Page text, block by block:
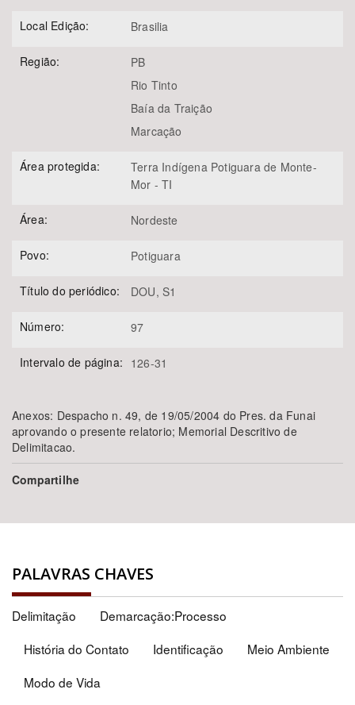
Local Edição: Brasilia
Região:
PB
Rio Tinto
Baía da Traição
Marcação
Área protegida:
Terra Indígena Potiguara de Monte-
Mor - TI
Área: Nordeste
Povo: Potiguara
Título do periódico: DOU, S1
Número: 97
Intervalo de página: 126-31
Anexos: Despacho n. 49, de 19/05/2004 do Pres. da Funai
aprovando o presente relatorio; Memorial Descritivo de
Delimitacao.
Compartilhe
PALAVRAS CHAVES
Delimitação
Demarcação:Processo
História do Contato
Identificação
Meio Ambiente
Modo de Vida